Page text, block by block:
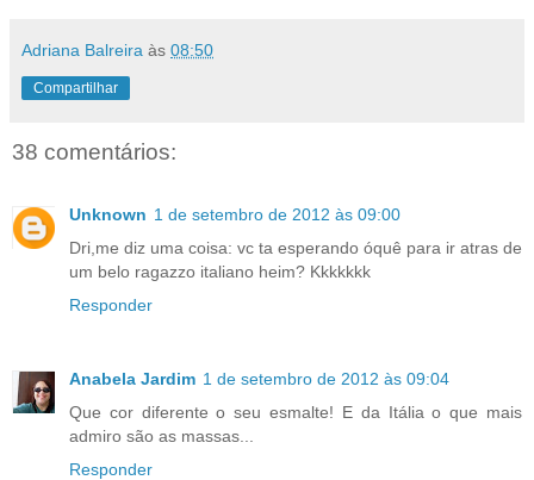
Adriana Balreira às 08:50
Compartilhar
38 comentários:
Unknown 1 de setembro de 2012 às 09:00
Dri,me diz uma coisa: vc ta esperando óquê para ir atras de
um belo ragazzo italiano heim? Kkkkkkk
Responder
Anabela Jardim 1 de setembro de 2012 às 09:04
Que cor diferente o seu esmalte! E da Itália o que mais
admiro são as massas...
Responder